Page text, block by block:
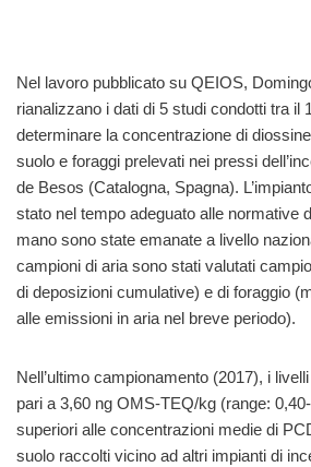
Nel lavoro pubblicato su QEIOS,
rianalizzano i dati di 5 studi condotti tra il
determinare la concentrazione di
suolo e foraggi prelevati nei pressi
de Besos (Catalogna, Spagna).
stato nel tempo adeguato alle normative
mano sono state emanate a livello
campioni di aria sono stati valutati
di deposizioni cumulative) e di foraggio
alle emissioni in aria nel breve periodo).
Nell’ultimo campionamento (2017), i
pari a 3,60 ng OMS-TEQ/kg (range:
superiori alle concentrazioni medie di
suolo raccolti vicino ad altri impianti di